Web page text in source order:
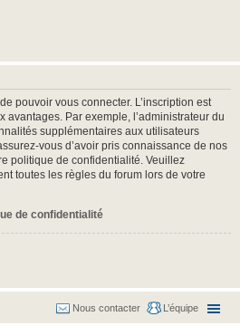
pouvoir vous connecter. L’inscription est
avantages. Par exemple, l’administrateur du
supplémentaires aux utilisateurs
vous d’avoir pris connaissance de nos
politique de confidentialité. Veuillez
toutes les règles du forum lors de votre
de confidentialité
L’équipe
Nous contacter